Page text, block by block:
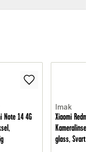
Note 14 4G
Imak
Xiaomi Redmi
glass, Svart